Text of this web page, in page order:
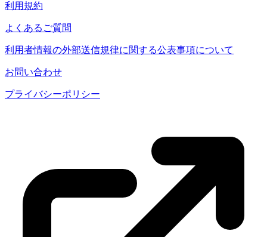
利用規約
よくあるご質問
利用者情報の外部送信規律に関する公表事項について
お問い合わせ
プライバシーポリシー